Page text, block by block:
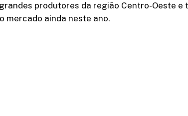
produtores da região Centro-Oeste e
mercado ainda neste ano.